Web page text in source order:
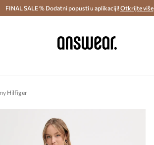
(od 70€) > Dostava u roku 48 sati >
FINAL SALE % Dodatni popusti u aplikaciji!Otkrijte više
Hilfiger